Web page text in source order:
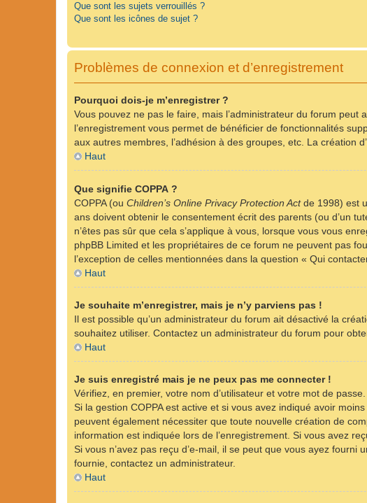
Que sont les sujets verrouillés ?
Que sont les icônes de sujet ?
Problèmes de connexion et d’enregistrement
Pourquoi dois-je m’enregistrer ?
Vous pouvez ne pas le faire, mais l’administrateur du forum peut
l’enregistrement vous permet de bénéficier de fonctionnalités
aux autres membres, l’adhésion à des groupes, etc. La création
Haut
Que signifie COPPA ?
COPPA (ou Children’s Online Privacy Protection Actde 1998) est
ans doivent obtenir le consentement écrit des parents (ou d’un
n’êtes pas sûr que cela s’applique à vous, lorsque vous vous
phpBB Limited et les propriétaires de ce forum ne peuvent pas
l’exception de celles mentionnées dans la question « Qui
Haut
Je souhaite m’enregistrer, mais je n’y parviens pas !
Il est possible qu’un administrateur du forum ait désactivé la
souhaitez utiliser. Contactez un administrateur du forum pour
Haut
Je suis enregistré mais je ne peux pas me connecter !
Vérifiez, en premier, votre nom d’utilisateur et votre mot de
Si la gestion COPPA est active et si vous avez indiqué avoir
peuvent également nécessiter que toute nouvelle création de
information est indiquée lors de l’enregistrement. Si vous avez
Si vous n’avez pas reçu d’e-mail, il se peut que vous ayez
fournie, contactez un administrateur.
Haut